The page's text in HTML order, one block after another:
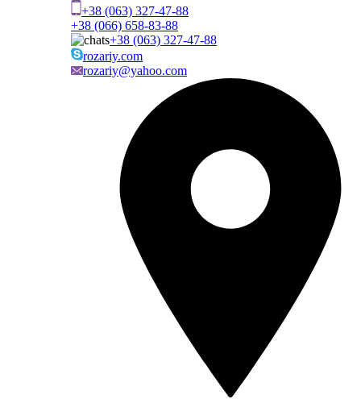
+38 (063) 327-47-88
+38 (066) 658-83-88
+38 (063) 327-47-88
rozariy.com
rozariy@yahoo.com